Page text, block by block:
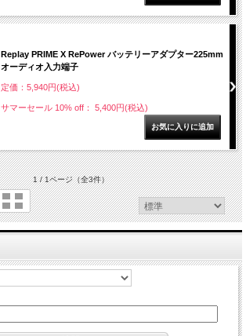
Replay PRIME X RePower バッテリーアダプター225mm
オーディオ入力端子
定価：5,940円(税込)
サマーセール 10% off： 5,400円(税込)
1 / 1ページ（全3件）